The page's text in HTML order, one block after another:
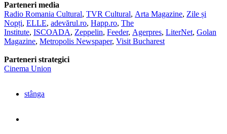
Parteneri media
Radio Romania Cultural, TVR Cultural, Arta Magazine, Zile și
Nopți, ELLE, adevărul.ro, Happ.ro, The
Institute, ISCOADA, Zeppelin, Feeder, Agerpres, LiterNet, Golan
Magazine, Metropolis Newspaper, Visit Bucharest
Parteneri strategici
Cinema Union
stânga